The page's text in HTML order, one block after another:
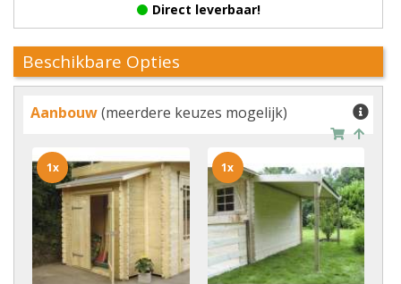
Direct leverbaar!
Beschikbare Opties
Aanbouw(meerdere keuzes mogelijk)
1x 1x